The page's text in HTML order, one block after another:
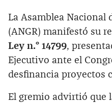
La Asamblea Nacional
(ANGR) manifestó su
Ley n.° 14799,
Ejecutivo ante el
desfinancia proyectos
El gremio advirtió que